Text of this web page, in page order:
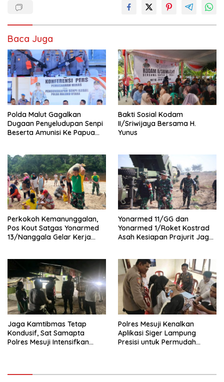
Baca Juga
Polda Malut Gagalkan
Dugaan Penyeludupan Senpi
Beserta Amunisi Ke Papua
Bakti Sosial Kodam
II/Sriwijaya Bersama H.
Yunus
Perkokoh Kemanunggalan,
Pos Kout Satgas Yonarmed
13/Nanggala Gelar Kerja
Pembangunan Masjid Desa
Senaning
Yonarmed 11/GG dan
Yonarmed 1/Roket Kostrad
Asah Kesiapan Prajurit Jaga
Jaga Kamtibmas Tetap
Kondusif, Sat Samapta
Polres Mesuji Intensifkan
Polres Mesuji Kenalkan
Aplikasi Siger Lampung
Presisi untuk Permudah